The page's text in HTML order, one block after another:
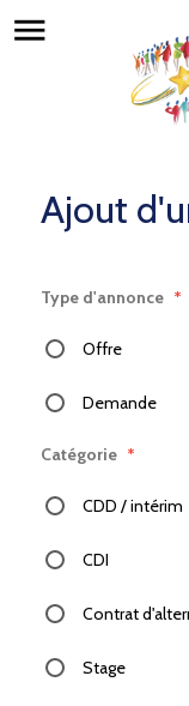
menu
Ajout
Type d'annonce *
Offre
Demande
Catégorie *
CDD / intérim
CDI
Contrat
Stage